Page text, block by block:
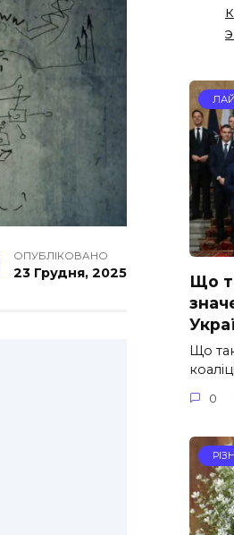
ОПУБЛІКОВАНО
23 Грудня, 2025
Що
Що
0